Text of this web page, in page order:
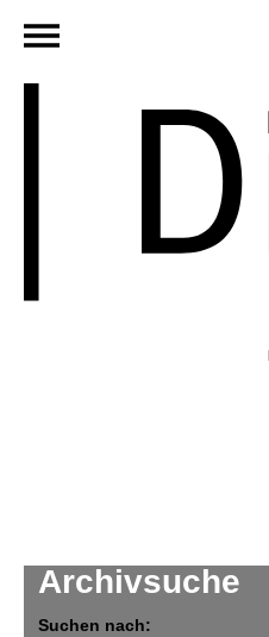
Archivsuche
Suchen nach: